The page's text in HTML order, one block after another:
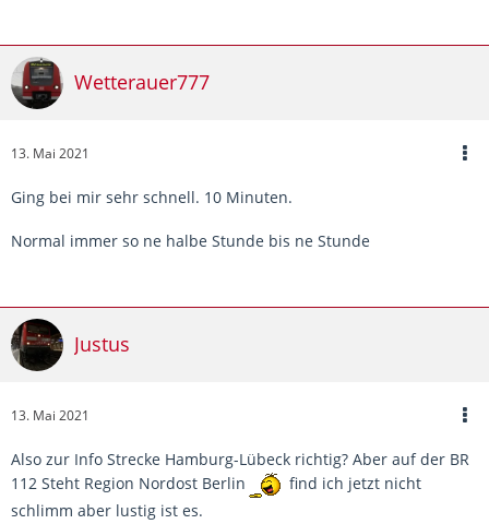
Wetterauer777
13. Mai 2021
Ging bei mir sehr schnell. 10 Minuten.
Normal immer so ne halbe Stunde bis ne Stunde
Justus
13. Mai 2021
Also zur Info Strecke Hamburg-Lübeck richtig? Aber auf der BR
112 Steht Region Nordost Berlin
find ich jetzt nicht
schlimm aber lustig ist es.